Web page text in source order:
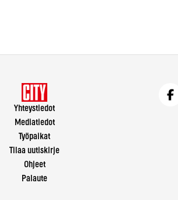
Yhteystiedot
Mediatiedot
Työpaikat
Tilaa uutiskirje
Ohjeet
Palaute